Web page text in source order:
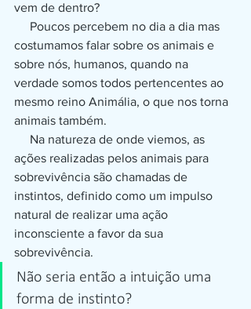
vem de dentro?
costumamos falar sobre os animais e
sobre nós, humanos, quando na
verdade somos todos pertencentes ao
mesmo reino Animália, o que nos torna
animais também.
ações realizadas pelos animais para
sobrevivência são chamadas de
instintos, definido como um impulso
natural de realizar uma ação
inconsciente a favor da sua
sobrevivência.
Não seria então a intuição uma
forma de instinto?